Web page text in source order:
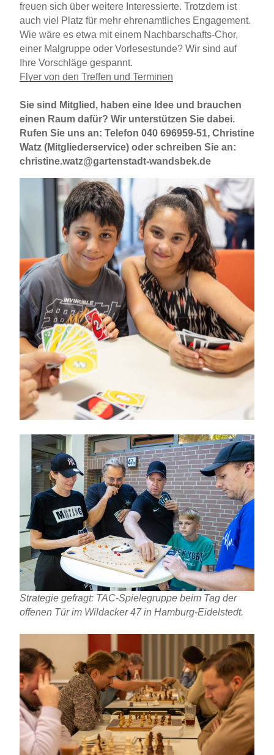
freuen sich über weitere Interessierte. Trotzdem ist
auch viel Platz für mehr ehrenamtliches Engagement.
Wie wäre es etwa mit einem Nachbarschafts-Chor,
einer Malgruppe oder Vorlesestunde? Wir sind auf
Ihre Vorschläge gespannt.
Flyer von den Treffen und Terminen
Sie sind Mitglied, haben eine Idee und brauchen
einen Raum dafür? Wir unterstützen Sie dabei.
Rufen Sie uns an: Telefon 040 696959-51, Christine
Watz (Mitgliederservice) oder schreiben Sie an:
christine.watz@gartenstadt-wandsbek.de
Strategie gefragt: TAC-Spielegruppe beim Tag der
offenen Tür im Wildacker 47 in Hamburg-Eidelstedt.